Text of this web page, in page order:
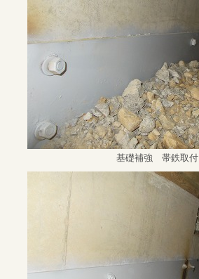
基礎補強 帯鉄取付